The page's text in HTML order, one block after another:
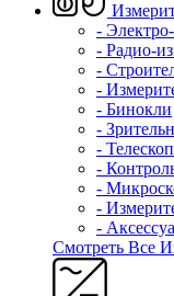
-
- Радио-
-
-
- Бинокли
-
-
-
-
-
-
Смотреть Все